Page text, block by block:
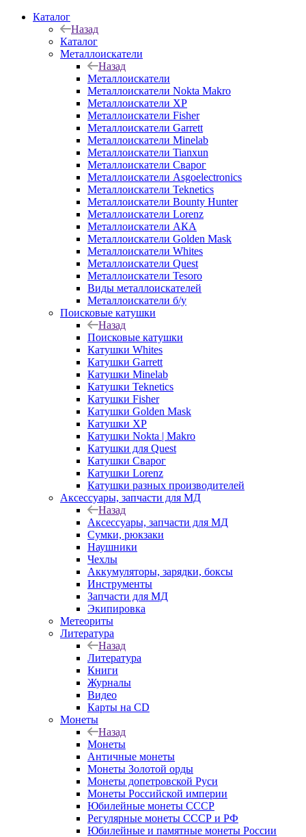
Каталог
Назад
Каталог
Металлоискатели
Назад
Металлоискатели
Металлоискатели Nokta Makro
Металлоискатели XP
Металлоискатели Fisher
Металлоискатели Garrett
Металлоискатели Minelab
Металлоискатели Tianxun
Металлоискатели Сварог
Металлоискатели Asgoelectronics
Металлоискатели Teknetics
Металлоискатели Bounty Hunter
Металлоискатели Lorenz
Металлоискатели АКА
Металлоискатели Golden Mask
Металлоискатели Whites
Металлоискатели Quest
Металлоискатели Tesoro
Виды металлоискателей
Металлоискатели б/у
Поисковые катушки
Назад
Поисковые катушки
Катушки Whites
Катушки Garrett
Катушки Minelab
Катушки Teknetics
Катушки Fisher
Катушки Golden Mask
Катушки XP
Катушки Nokta | Makro
Катушки для Quest
Катушки Сварог
Катушки Lorenz
Катушки разных производителей
Аксессуары, запчасти для МД
Назад
Аксессуары, запчасти для МД
Сумки, рюкзаки
Наушники
Чехлы
Аккумуляторы, зарядки, боксы
Инструменты
Запчасти для МД
Экипировка
Метеориты
Литература
Назад
Литература
Книги
Журналы
Видео
Карты на CD
Монеты
Назад
Монеты
Античные монеты
Монеты Золотой орды
Монеты допетровской Руси
Монеты Российской империи
Юбилейные монеты СССР
Регулярные монеты СССР и РФ
Юбилейные и памятные монеты России